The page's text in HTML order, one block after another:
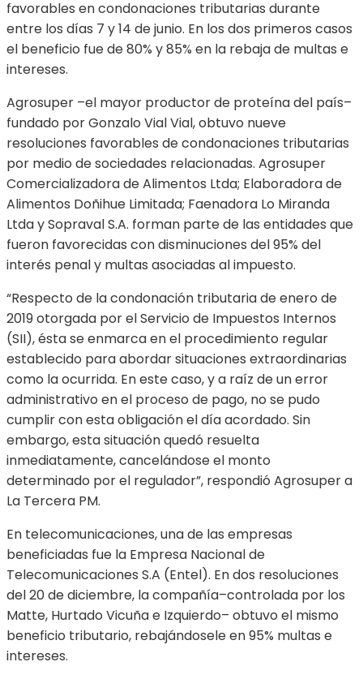
favorables en condonaciones tributarias durante
entre los días 7 y 14 de junio. En los dos primeros casos
el beneficio fue de 80% y 85% en la rebaja de multas e
intereses.
Agrosuper –el mayor productor de proteína del país–
fundado por Gonzalo Vial Vial, obtuvo nueve
resoluciones favorables de condonaciones tributarias
por medio de sociedades relacionadas. Agrosuper
Comercializadora de Alimentos Ltda; Elaboradora de
Alimentos Doñihue Limitada; Faenadora Lo Miranda
Ltda y Sopraval S.A. forman parte de las entidades que
fueron favorecidas con disminuciones del 95% del
interés penal y multas asociadas al impuesto.
“Respecto de la condonación tributaria de enero de
2019 otorgada por el Servicio de Impuestos Internos
(SII), ésta se enmarca en el procedimiento regular
establecido para abordar situaciones extraordinarias
como la ocurrida. En este caso, y a raíz de un error
administrativo en el proceso de pago, no se pudo
cumplir con esta obligación el día acordado. Sin
embargo, esta situación quedó resuelta
inmediatamente, cancelándose el monto
determinado por el regulador”, respondió Agrosuper a
La Tercera PM.
En telecomunicaciones, una de las empresas
beneficiadas fue la Empresa Nacional de
Telecomunicaciones S.A (Entel). En dos resoluciones
del 20 de diciembre, la compañía–controlada por los
Matte, Hurtado Vicuña e Izquierdo– obtuvo el mismo
beneficio tributario, rebajándosele en 95% multas e
intereses.